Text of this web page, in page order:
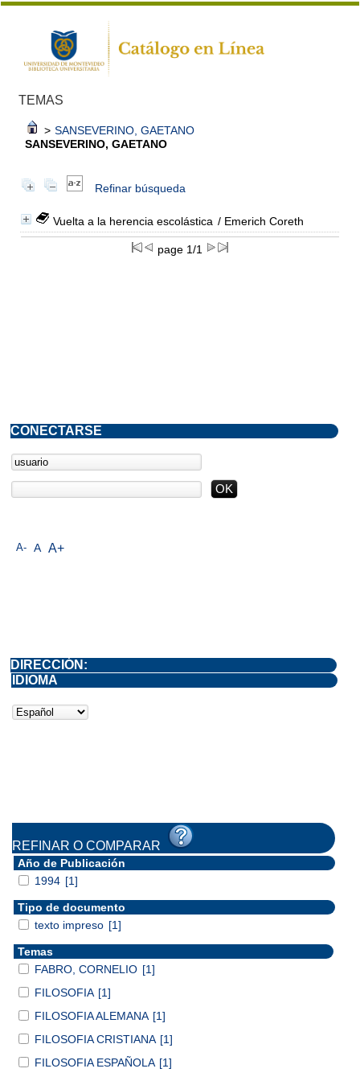
TEMAS
> SANSEVERINO, GAETANO
SANSEVERINO, GAETANO
Refinar búsqueda
Vuelta a la herencia escolástica / Emerich Coreth
page 1/1
A- A A+
CONECTARSE
DIRECCIÓN:
IDIOMA
REFINAR O COMPARAR
Año de Publicación
1994 [1]
Tipo de documento
texto impreso [1]
Temas
FABRO, CORNELIO [1]
FILOSOFIA [1]
FILOSOFIA ALEMANA [1]
FILOSOFIA CRISTIANA [1]
FILOSOFIA ESPAÑOLA [1]